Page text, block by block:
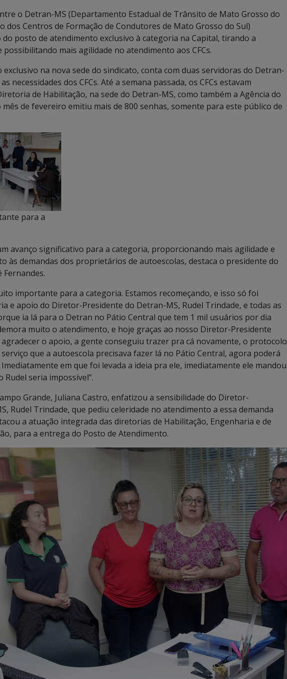
o Detran-MS (Departamento Estadual de Trânsito de Mato Grosso do
dos Centros de Formação de Condutores de Mato Grosso do Sul)
posto de atendimento exclusivo à categoria na Capital, tirando a
possibilitando mais agilidade no atendimento aos CFCs.
na nova sede do sindicato, conta com duas servidoras do Detran-
necessidades dos CFCs. Até a semana passada, os CFCs estavam
de Habilitação, na sede do Detran-MS, como também a Agência do
de fevereiro emitiu mais de 800 senhas, somente para este público de
para a
avanço significativo para a categoria, proporcionando mais agilidade e
às demandas dos proprietários de autoescolas, destaca o presidente do
Fernandes.
importante para a categoria. Estamos recomeçando, e isso só foi
e apoio do Diretor-Presidente do Detran-MS, Rudel Trindade, e todas as
ia lá para o Detran no Pátio Central que tem 1 mil usuários por dia
muito o atendimento, e hoje graças ao nosso Diretor-Presidente
agradecer o apoio, a gente conseguiu trazer pra cá novamente, o protocolo
que a autoescola precisava fazer lá no Pátio Central, agora poderá
em que foi levada a ideia pra ele, imediatamente ele mandou
Rudel seria impossível”.
Grande, Juliana Castro, enfatizou a sensibilidade do Diretor-
Rudel Trindade, que pediu celeridade no atendimento a essa demanda
a atuação integrada das diretorias de Habilitação, Engenharia e de
para a entrega do Posto de Atendimento.